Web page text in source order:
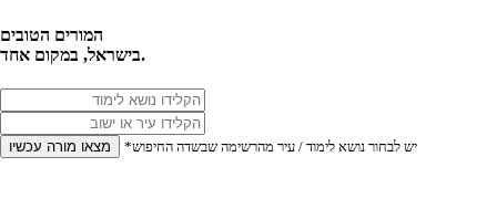
המורים הטובים
בישראל, במקום אחד.
מצאו מורה עכשיו *יש לבחור נושא לימוד / עיר מהרשימה שבשדה החיפוש